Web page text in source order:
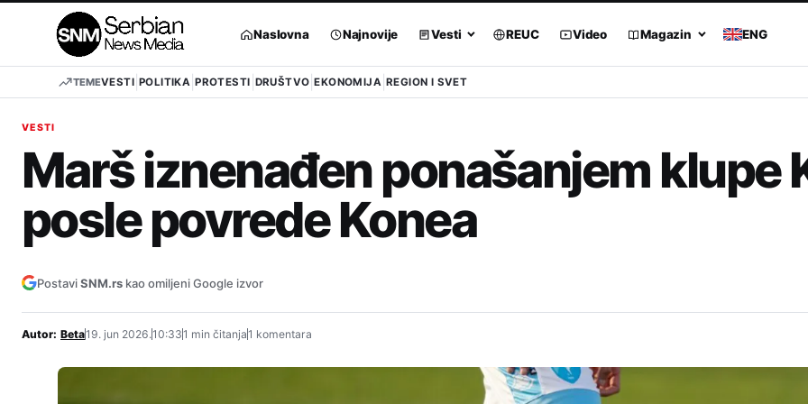
Naslovna Najnovije Vesti REUC Video Magazin ENG
TEMEVESTI POLITIKA PROTESTI DRUŠTVO EKONOMIJA REGION I SVET
VESTI
Marš iznenađen ponašanjem klupe
posle povrede Konea
PostaviSNM.rs kao omiljeni Google izvor
Autor: Beta19. jun 2026.10:331 min čitanja1 komentara